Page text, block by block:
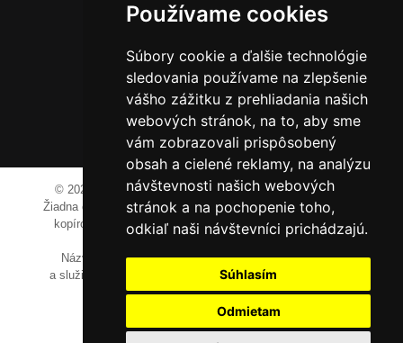
Používame cookies
Súbory cookie a ďalšie technológie
sledovania používame na zlepšenie
vášho zážitku z prehliadania našich
webových stránok, na to, aby sme
vám zobrazovali prispôsobený
obsah a cielené reklamy, na analýzu
návštevnosti našich webových
stránok a na pochopenie toho,
odkiaľ naši návštevníci prichádzajú.
Súhlasím
Odmietam
014 01 Bytča
DIČ: 2121076738
0911 955 646
© 2023-2024 JM Media, s.r.o. Všetky práva vyhradené.
Žiadna časť tohto portálu ak nie je uvedené inak, nesmie byť
kopírovaná, alebo prezentovaná bez výslovného súhlasu
Názvy spoločností, firiem a prezentovaných výrobkov
a služieb môžu byť registrovanými obchodnými známkami
ich vlastníkov.